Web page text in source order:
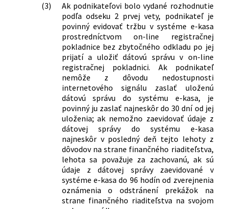
(3)
Ak podnikateľovi bolo vydané rozhodnutie
podľa odseku 2 prvej vety, podnikateľ je
povinný evidovať tržbu v systéme e-kasa
prostredníctvom on-line registračnej
pokladnice bez zbytočného odkladu po jej
prijatí a uložiť dátovú správu v on-line
registračnej pokladnici. Ak podnikateľ
nemôže z dôvodu nedostupnosti
internetového signálu zaslať uloženú
dátovú správu do systému e-kasa, je
povinný ju zaslať najneskôr do 30 dní od jej
uloženia; ak nemožno zaevidovať údaje z
dátovej správy do systému e-kasa
najneskôr v posledný deň tejto lehoty z
dôvodov na strane finančného riaditeľstva,
lehota sa považuje za zachovanú, ak sú
údaje z dátovej správy zaevidované v
systéme e-kasa do 96 hodín od zverejnenia
oznámenia o odstránení prekážok na
strane finančného riaditeľstva na svojom